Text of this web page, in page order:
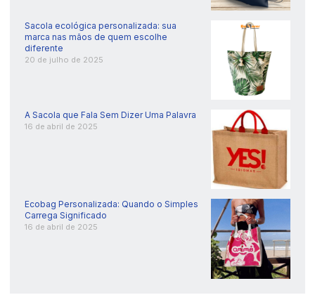
Sacola ecológica personalizada: sua
marca nas mãos de quem escolhe
diferente
20 de julho de 2025
A Sacola que Fala Sem Dizer Uma Palavra
16 de abril de 2025
Ecobag Personalizada: Quando o Simples
Carrega Significado
16 de abril de 2025